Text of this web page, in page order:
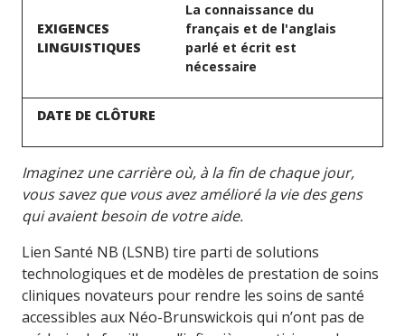
EXIGENCES
LINGUISTIQUES
La connaissance du
français et de l'anglais
parlé et écrit est
nécessaire
DATE DE CLÔTURE
Imaginez une carrière où, à la fin de chaque jour,
vous savez que vous avez amélioré la vie des gens
qui avaient besoin de votre aide.
Lien Santé NB (LSNB) tire parti de solutions
technologiques et de modèles de prestation de soins
cliniques novateurs pour rendre les soins de santé
accessibles aux Néo-Brunswickois qui n’ont pas de